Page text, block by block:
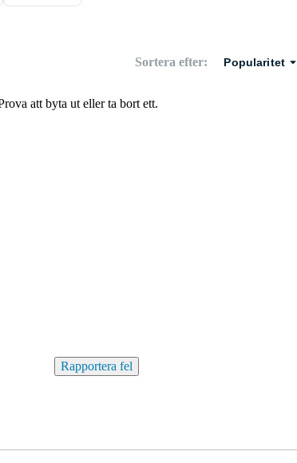
Sortera efter: Popularitet
att byta ut eller ta bort ett.
Rapportera fel